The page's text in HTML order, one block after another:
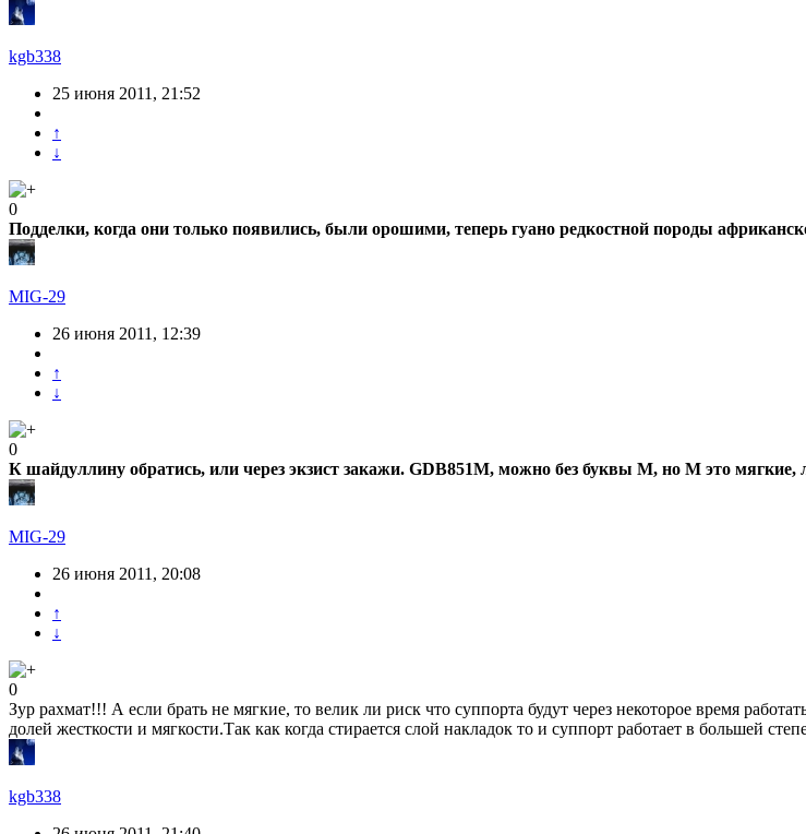
kgb338
25 июня 2011, 21:52
↑
↓
0
Подделки, когда они только появились, были орошими, теперь гуано редкостной породы
MIG-29
26 июня 2011, 12:39
↑
↓
0
К шайдуллину обратись, или через экзист закажи. GDB851M, можно без буквы М, но М это мягкие,
MIG-29
26 июня 2011, 20:08
↑
↓
0
Зур рахмат!!! А если брать не мягкие, то велик ли риск что суппорта будут через некоторое время
долей жесткости и мягкости.Так как когда стирается слой накладок то и суппорт работает в большей
kgb338